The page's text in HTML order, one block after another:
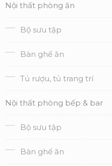
Nội thất phòng ăn
Bộ sưu tập
Bàn ghế ăn
Tủ rượu, tủ trang trí
Nội thất phòng bếp & bar
Bộ sưu tập
Bàn ghế ăn